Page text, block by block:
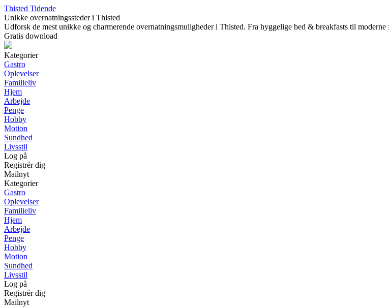
Thisted Tidende
Unikke overnatningssteder i Thisted
Udforsk de mest unikke og charmerende overnatningsmuligheder i Thisted. Fra hyggelige bed & breakfasts til
Gratis download
Kategorier
Gastro
Oplevelser
Familieliv
Hjem
Arbejde
Penge
Hobby
Motion
Sundhed
Livsstil
Log på
Registrér dig
Mailnyt
Kategorier
Gastro
Oplevelser
Familieliv
Hjem
Arbejde
Penge
Hobby
Motion
Sundhed
Livsstil
Log på
Registrér dig
Mailnyt